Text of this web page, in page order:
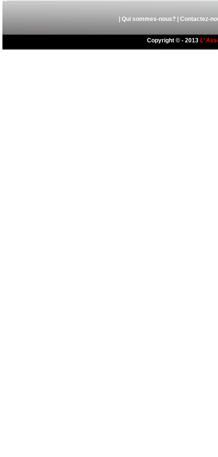
| Qui sommes-nous?| Contactez-
Copyright © - 2013 L’